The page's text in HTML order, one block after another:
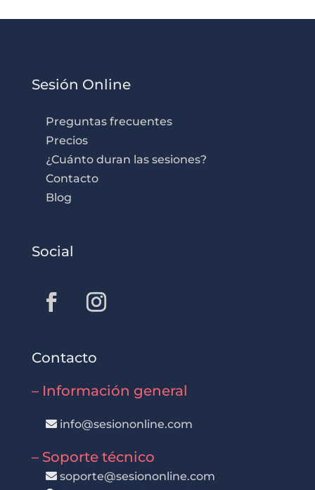
Sesión Online
Preguntas frecuentes
Precios
¿Cuánto duran las sesiones?
Contacto
Blog
Social
Contacto
– Información general
info@sesiononline.com
– Soporte técnico
soporte@sesiononline.com